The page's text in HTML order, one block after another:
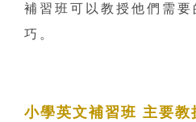
補習班可以教授他們需
巧。
小學英文補習班 主要教